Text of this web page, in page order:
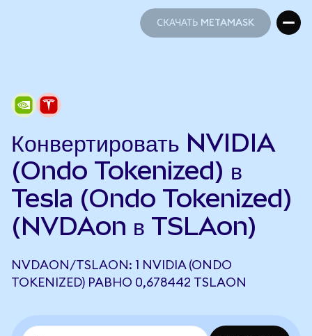
СКАЧАТЬ METAMASK
Конвертировать NVIDIA
(Ondo Tokenized) в
Tesla (Ondo Tokenized)
(NVDAon в TSLAon)
NVDAON/TSLAON: 1 NVIDIA (ONDO
TOKENIZED) РАВНО 0,678442 TSLAON